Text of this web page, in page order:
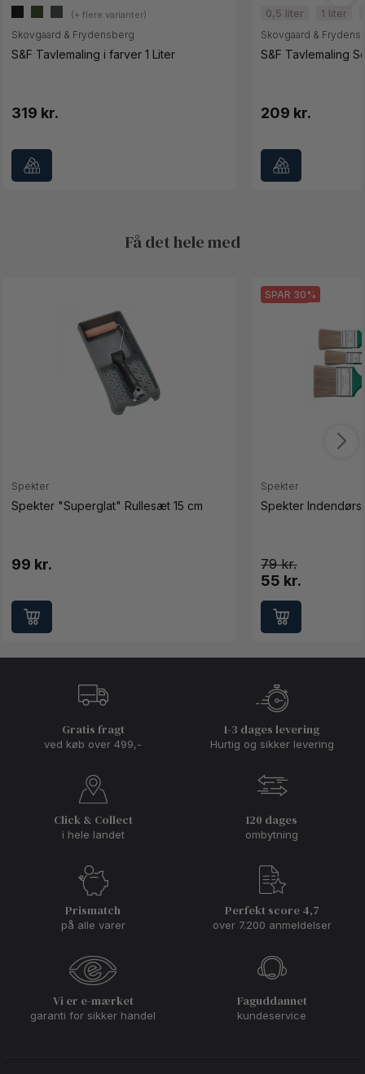
#30421d#424646
(+ flere varianter)
Skovgaard & Frydensberg
S&F Tavlemaling i farver 1 Liter
319 kr.
0,5 liter 1 liter
Skovgaard &
S&F Tavlemaling
209 kr.
Få det hele med
Spekter
Spekter "Superglat" Rullesæt 15 cm
99 kr.
SPAR 30%
Spekter
Spekter
79
55 kr.
Gratis fragt
ved køb over 499,-
1-3 dages levering
Hurtig og sikker levering
Click & Collect
i hele landet
120 dages
ombytning
Prismatch
på alle varer
Perfekt score 4,7
over 7.200 anmeldelser
Vi er e-mærket
garanti for sikker handel
Faguddannet
kundeservice